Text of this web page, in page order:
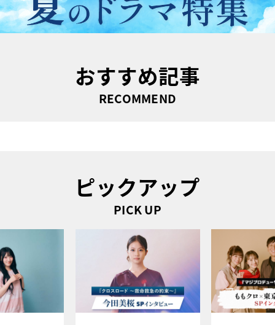
おすすめ記事
RECOMMEND
ピックアップ
PICK UP